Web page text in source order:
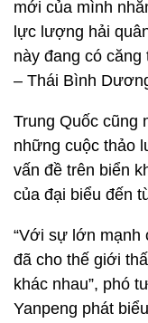
mới của mình
lực lượng hải
này đang có
– Thái Bình
Trung Quốc cũng
những cuộc thảo
vấn đề trên biển
của đại biểu đến
“Với sự lớn mạnh
đã cho thế giới
khác nhau”, phó
Yanpeng phát